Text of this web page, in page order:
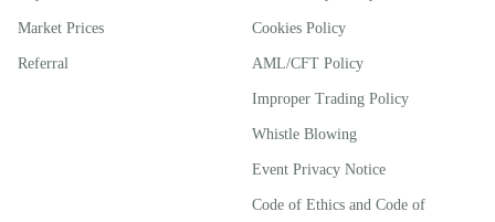
Market Prices
Referral
Cookies Policy
AML/CFT Policy
Improper Trading Policy
Whistle Blowing
Event Privacy Notice
Code of Ethics and Code of